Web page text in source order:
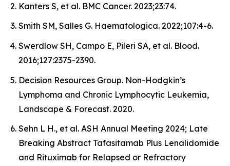
Kanters S, et al. BMC Cancer. 2023;23:74.
Smith SM, Salles G. Haematologica. 2022;107:4-6.
Swerdlow SH, Campo E, Pileri SA, et al. Blood.
2016;127:2375-2390.
Decision Resources Group. Non-Hodgkin’s
Lymphoma and Chronic Lymphocytic Leukemia,
Landscape & Forecast. 2020.
Sehn L H., et al. ASH Annual Meeting 2024; Late
Breaking Abstract Tafasitamab Plus Lenalidomide
and Rituximab for Relapsed or Refractory